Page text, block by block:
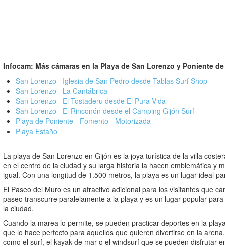
Infocam: Más cámaras en la Playa de San Lorenzo y Poniente
San Lorenzo - Iglesia de San Pedro desde Tablas Surf Shop
San Lorenzo - La Cantábrica
San Lorenzo - El Tostaderu desde El Pura Vida
San Lorenzo - El Rinconón desde el Camping Gijón Surf
Playa de Poniente - Fomento - Motorizada
Playa Estaño
La playa de San Lorenzo en Gijón es la joya turística de la villa
en el centro de la ciudad y su larga historia la hacen emblemática y
igual. Con una longitud de 1.500 metros, la playa es un lugar ideal
El Paseo del Muro es un atractivo adicional para los visitantes que
paseo transcurre paralelamente a la playa y es un lugar popular
la ciudad.
Cuando la marea lo permite, se pueden practicar deportes en la
que lo hace perfecto para aquellos que quieren divertirse en la
como el surf, el kayak de mar o el windsurf que se pueden disfrutar